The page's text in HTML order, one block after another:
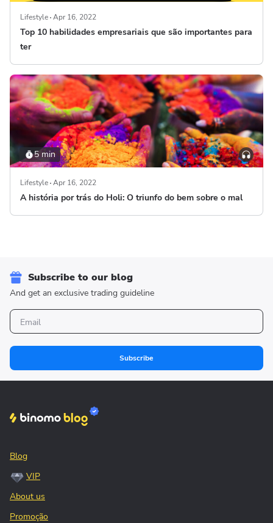
Lifestyle Apr 16, 2022
Top 10 habilidades empresariais que são importantes para
ter
5 min
Lifestyle Apr 16, 2022
A história por trás do Holi: O triunfo do bem sobre o mal
Subscribe to our blog
And get an exclusive trading guideline
Subscribe
Blog
VIP
About us
Promoção